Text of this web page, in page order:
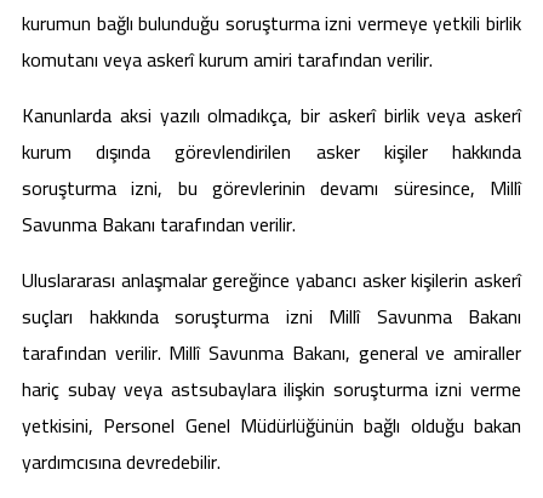
kurumun bağlı bulunduğu soruşturma izni vermeye yetkili birlik
komutanı veya askerî kurum amiri tarafından verilir.
Kanunlarda aksi yazılı olmadıkça, bir askerî birlik veya askerî
kurum dışında görevlendirilen asker kişiler hakkında
soruşturma izni, bu görevlerinin devamı süresince, Millî
Savunma Bakanı tarafından verilir.
Uluslararası anlaşmalar gereğince yabancı asker kişilerin askerî
suçları hakkında soruşturma izni Millî Savunma Bakanı
tarafından verilir. Millî Savunma Bakanı, general ve amiraller
hariç subay veya astsubaylara ilişkin soruşturma izni verme
yetkisini, Personel Genel Müdürlüğünün bağlı olduğu bakan
yardımcısına devredebilir.